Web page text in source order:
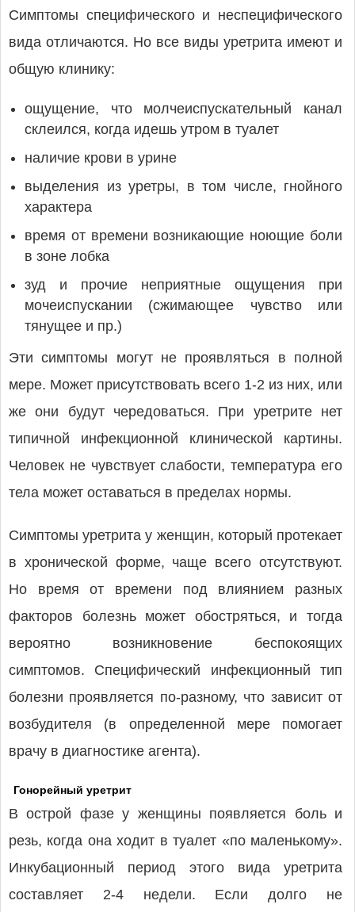
Симптомы специфического и неспецифического
вида отличаются. Но все виды уретрита имеют и
общую клинику:
ощущение, что молчеиспускательный канал
склеился, когда идешь утром в туалет
наличие крови в урине
выделения из уретры, в том числе, гнойного
характера
время от времени возникающие ноющие боли
в зоне лобка
зуд и прочие неприятные ощущения при
мочеиспускании (сжимающее чувство или
тянущее и пр.)
Эти симптомы могут не проявляться в полной
мере. Может присутствовать всего 1-2 из них, или
же они будут чередоваться. При уретрите нет
типичной инфекционной клинической картины.
Человек не чувствует слабости, температура его
тела может оставаться в пределах нормы.
Симптомы уретрита у женщин, который протекает
в хронической форме, чаще всего отсутствуют.
Но время от времени под влиянием разных
факторов болезнь может обостряться, и тогда
вероятно возникновение беспокоящих
симптомов. Специфический инфекционный тип
болезни проявляется по-разному, что зависит от
возбудителя (в определенной мере помогает
врачу в диагностике агента).
Гонорейный уретрит
В острой фазе у женщины появляется боль и
резь, когда она ходит в туалет «по маленькому».
Инкубационный период этого вида уретрита
составляет 2-4 недели. Если долго не